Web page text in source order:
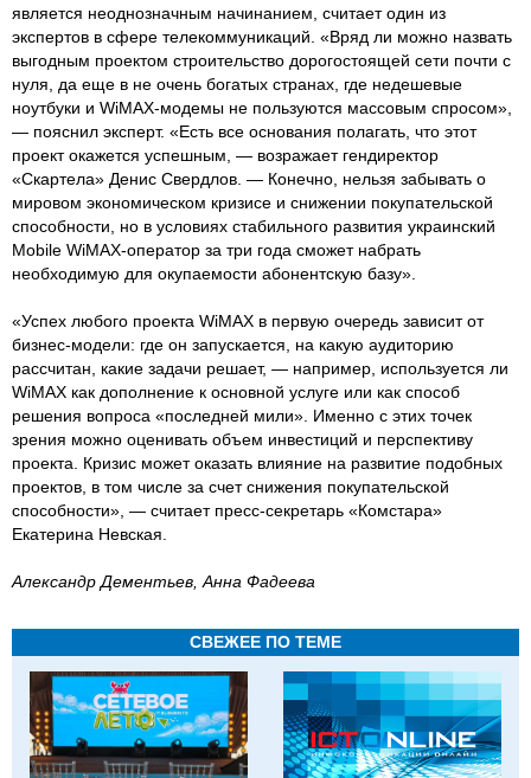
является неоднозначным начинанием, считает один из
экспертов в сфере телекоммуникаций. «Вряд ли можно назвать
выгодным проектом строительство дорогостоящей сети почти с
нуля, да еще в не очень богатых странах, где недешевые
ноутбуки и WiMAX-модемы не пользуются массовым спросом»,
— пояснил эксперт. «Есть все основания полагать, что этот
проект окажется успешным, — возражает гендиректор
«Скартела» Денис Свердлов. — Конечно, нельзя забывать о
мировом экономическом кризисе и снижении покупательской
способности, но в условиях стабильного развития украинский
Mobile WiMAX-оператор за три года сможет набрать
необходимую для окупаемости абонентскую базу».
«Успех любого проекта WiMAX в первую очередь зависит от
бизнес-модели: где он запускается, на какую аудиторию
рассчитан, какие задачи решает, — например, используется ли
WiMAX как дополнение к основной услуге или как способ
решения вопроса «последней мили». Именно с этих точек
зрения можно оценивать объем инвестиций и перспективу
проекта. Кризис может оказать влияние на развитие подобных
проектов, в том числе за счет снижения покупательской
способности», — считает пресс-секретарь «Комстара»
Екатерина Невская.
Александр Дементьев, Анна Фадеева
СВЕЖЕЕ ПО ТЕМЕ